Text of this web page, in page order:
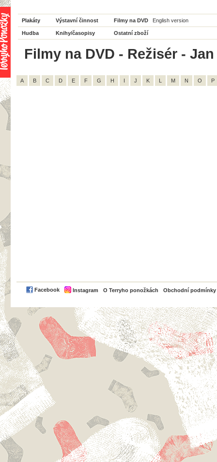
Plakáty Výstavní činnost Filmy na DVD English version
Hudba Knihy/časopisy Ostatní zboží
Filmy na DVD - Režisér -
A B C D E F G H I J K L M N O P
Facebook Instagram O Terryho ponožkách Obchodní podmínky
PayPal